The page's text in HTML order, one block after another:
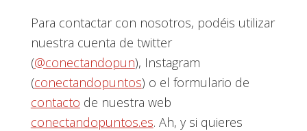
Para contactar con nosotros, podéis utilizar
nuestra cuenta de twitter
(@conectandopun), Instagram
(conectandopuntos) o el formulario de
contacto de nuestra web
conectandopuntos.es. Ah, y si quieres